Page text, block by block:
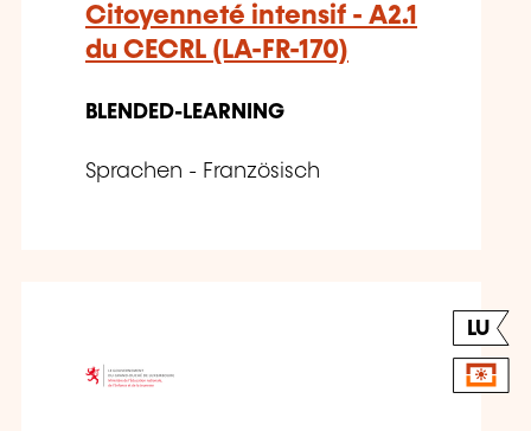
Citoyenneté intensif - A2.1
du CECRL (LA-FR-170)
BLENDED-LEARNING
Sprachen - Französisch
LU